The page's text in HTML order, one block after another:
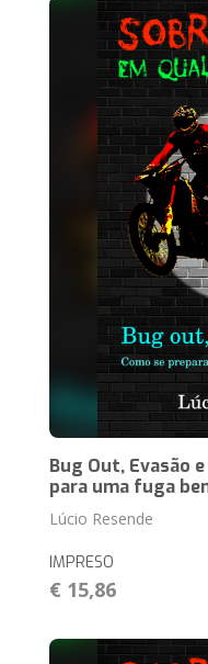
Bug Out, Evasão
para uma fuga
Lúcio Resende
IMPRESO
€ 15,86